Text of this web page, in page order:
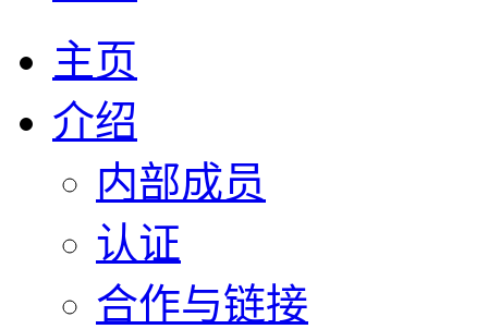
主页
介绍
内部成员
认证
合作与链接